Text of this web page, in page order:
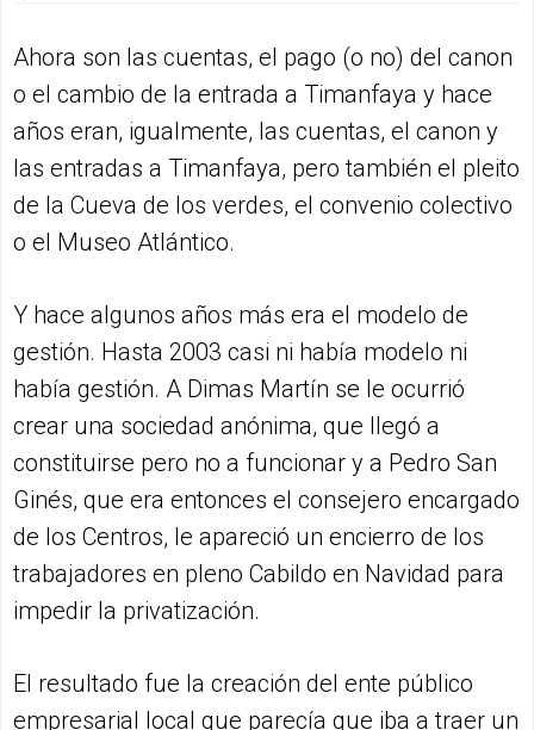
Ahora son las cuentas, el pago (o no) del canon
o el cambio de la entrada a Timanfaya y hace
años eran, igualmente, las cuentas, el canon y
las entradas a Timanfaya, pero también el pleito
de la Cueva de los verdes, el convenio colectivo
o el Museo Atlántico.
Y hace algunos años más era el modelo de
gestión. Hasta 2003 casi ni había modelo ni
había gestión. A Dimas Martín se le ocurrió
crear una sociedad anónima, que llegó a
constituirse pero no a funcionar y a Pedro San
Ginés, que era entonces el consejero encargado
de los Centros, le apareció un encierro de los
trabajadores en pleno Cabildo en Navidad para
impedir la privatización.
El resultado fue la creación del ente público
empresarial local que parecía que iba a traer un